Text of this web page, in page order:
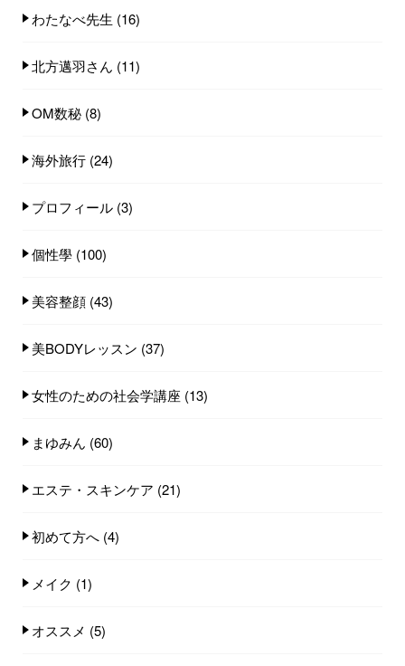
わたなべ先生 (16)
北方邁羽さん (11)
OM数秘 (8)
海外旅行 (24)
プロフィール (3)
個性學 (100)
美容整顔 (43)
美BODYレッスン (37)
女性のための社会学講座 (13)
まゆみん (60)
エステ・スキンケア (21)
初めて方へ (4)
メイク (1)
オススメ (5)